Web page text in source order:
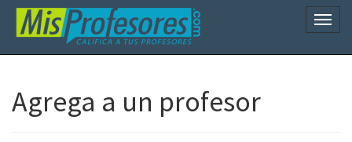
Agrega a un profesor